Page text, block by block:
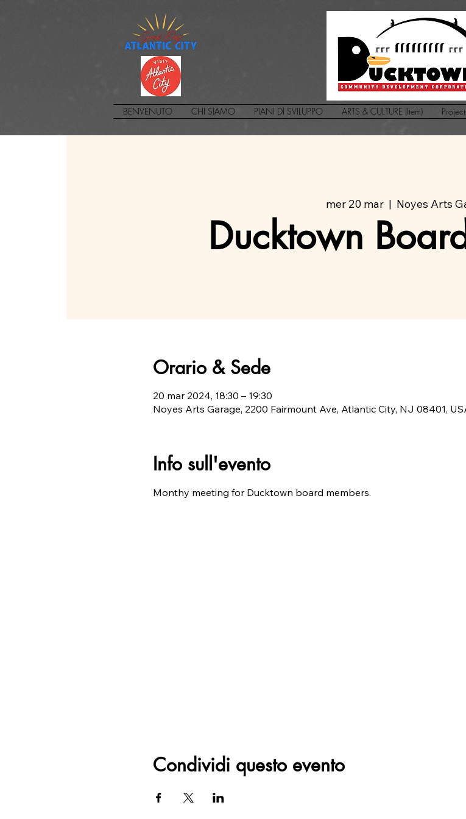
BENVENUTO CHI SIAMO PIANI DI SVILUPPO ARTS & CULTURE (Item)
mer 20 mar
  |
Noyes Arts
Ducktown
Orario & Sede
20 mar 2024, 18:30 – 19:30
Noyes Arts Garage, 2200 Fairmount Ave, Atlantic City, NJ 08401,
Info sull'evento
Monthy meeting for Ducktown board members.
Condividi questo evento